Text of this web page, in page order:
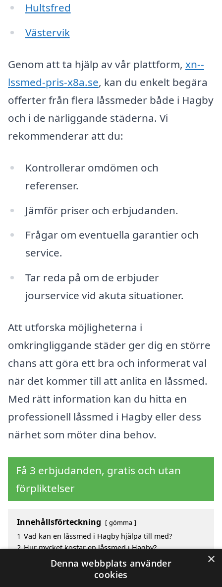
Hultsfred
Västervik
Genom att ta hjälp av vår plattform, xn--
lssmed-pris-x8a.se, kan du enkelt begära
offerter från flera låssmeder både i Hagby
och i de närliggande städerna. Vi
rekommenderar att du:
Kontrollerar omdömen och
referenser.
Jämför priser och erbjudanden.
Frågar om eventuella garantier och
service.
Tar reda på om de erbjuder
jourservice vid akuta situationer.
Att utforska möjligheterna i
omkringliggande städer ger dig en större
chans att göra ett bra och informerat val
när det kommer till att anlita en låssmed.
Med rätt information kan du hitta en
professionell låssmed i Hagby eller dess
närhet som möter dina behov.
Få 3 erbjudanden, gratis och utan
förpliktelser
Innehållsförteckning gömma
1 Vad kan en låssmed i Hagby hjälpa till med?
2 Hur mycket kostar en låssmed i Hagby?
Fördelar med att välja låssmed i Hagby
Sök efter en skicklig låssmed i de omgivande
×
Denna webbplats använder
cookies